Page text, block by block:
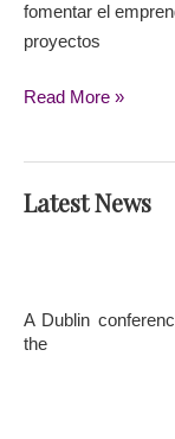
fomentar el
proyectos
Read More »
Latest News
A Dublin
the